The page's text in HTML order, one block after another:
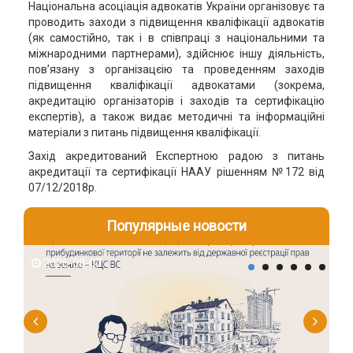
Національна асоціація адвокатів України організовує та
проводить заходи з підвищення кваліфікації адвокатів
(як самостійно, так і в співпраці з національними та
міжнародними партнерами), здійснює іншу діяльність,
пов’язану з організацєію та проведенням заходів
підвищення кваліфікації адвокатами (зокрема,
акредитацію організаторів і заходів та сертифікацію
експертів), а також видає методичні та інформаційні
матеріали з питань підвищення кваліфікації.
Захід акредитований Експертною радою з питань
акредитації та сертифікації НААУ рішенням №172 від
07/12/2018р.
Популярные новости
2026-08-07